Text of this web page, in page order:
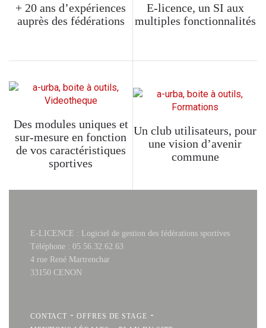
+ 20 ans d’expériences
auprès des fédérations
E-licence, un SI aux
multiples fonctionnalités
Des modules uniques et
sur-mesure en fonction
de vos caractéristiques
sportives
Un club utilisateurs, pour
une vision d’avenir
commune
E-LICENCE : Logiciel de gestion des fédérations sportives
Téléphone : 05.56.32.62.63
4 rue René Martrenchar
33150 CENON
CONTACT - OFFRES DE STAGE -